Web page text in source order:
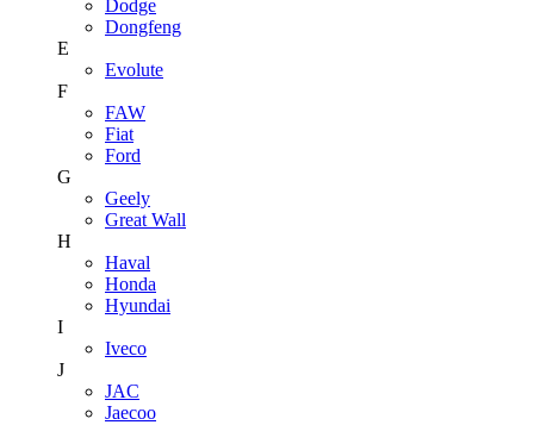
Dodge
Dongfeng
E
Evolute
F
FAW
Fiat
Ford
G
Geely
Great Wall
H
Haval
Honda
Hyundai
I
Iveco
J
JAC
Jaecoo